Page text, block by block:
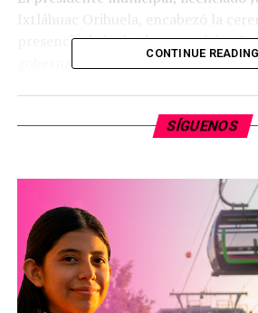
Ixtláhuac Orihuela, encabezó la
presencia de invitados especiales.
gobernador Alfredo Ramírez
afectuoso saludo del mandatario
se entiende sin Michoacán ni sin el
Zitácuaro, “tres veces heroica”.
albergó en 1811 la Suprema Junta
semilla del gobierno insurgente;
la Guerra de Reforma y cómo
durante la Intervención Francesa
CONTINUE READING
SÍGUENOS